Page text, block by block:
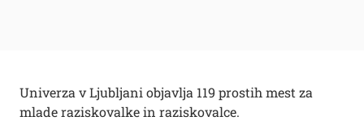
Univerza v Ljubljani objavlja 119 prostih mest za
mlade raziskovalke in raziskovalce.